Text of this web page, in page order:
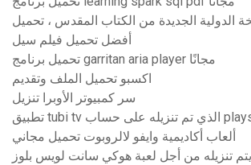
الدولية الجديدة من الكتاب المقدس ، تحميل
أفضل تحميل فيلم سيل
تحميل برنامج garritan aria player مجانًا
اكسبو تحميل الملف وتقديم
سر كمبيوتر الأوبرا تنزيل
ألعاب أكاديمية وايفو لالروبوت تحميل مجاني
يتم تنزيله من أجل لعبة هوكي سانت لويس بلوز